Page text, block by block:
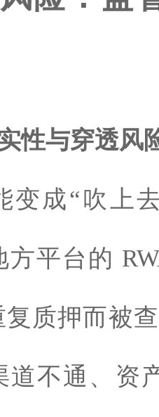
性与穿透风
变成“吹上
平台的
质押而被
道不通、资